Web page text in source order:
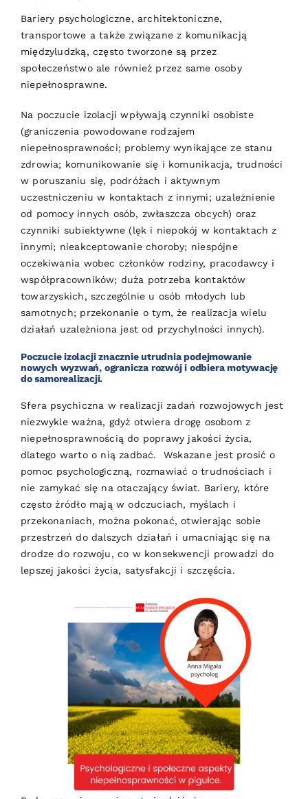
Bariery psychologiczne, architektoniczne,
transportowe a także związane z komunikacją
międzyludzką, często tworzone są przez
społeczeństwo ale również przez same osoby
niepełnosprawne.
Na poczucie izolacji wpływają czynniki osobiste
(graniczenia powodowane rodzajem
niepełnosprawności; problemy wynikające ze stanu
zdrowia; komunikowanie się i komunikacja, trudności
w poruszaniu się, podróżach i aktywnym
uczestniczeniu w kontaktach z innymi; uzależnienie
od pomocy innych osób, zwłaszcza obcych) oraz
czynniki subiektywne (lęk i niepokój w kontaktach z
innymi; nieakceptowanie choroby; niespójne
oczekiwania wobec członków rodziny, pracodawcy i
współpracowników; duża potrzeba kontaktów
towarzyskich, szczególnie u osób młodych lub
samotnych; przekonanie o tym, że realizacja wielu
działań uzależniona jest od przychylności innych).
Poczucie izolacji znacznie utrudnia podejmowanie
nowych wyzwań, ogranicza rozwój i odbiera motywację
do samorealizacji.
Sfera psychiczna w realizacji zadań rozwojowych jest
niezwykle ważna, gdyż otwiera drogę osobom z
niepełnosprawnością do poprawy jakości życia,
dlatego warto o nią zadbać. Wskazane jest prosić o
pomoc psychologiczną, rozmawiać o trudnościach i
nie zamykać się na otaczający świat. Bariery, które
często źródło mają w odczuciach, myślach i
przekonaniach, można pokonać, otwierając sobie
przestrzeń do dalszych działań i umacniając się na
drodze do rozwoju, co w konsekwencji prowadzi do
lepszej jakości życia, satysfakcji i szczęścia.